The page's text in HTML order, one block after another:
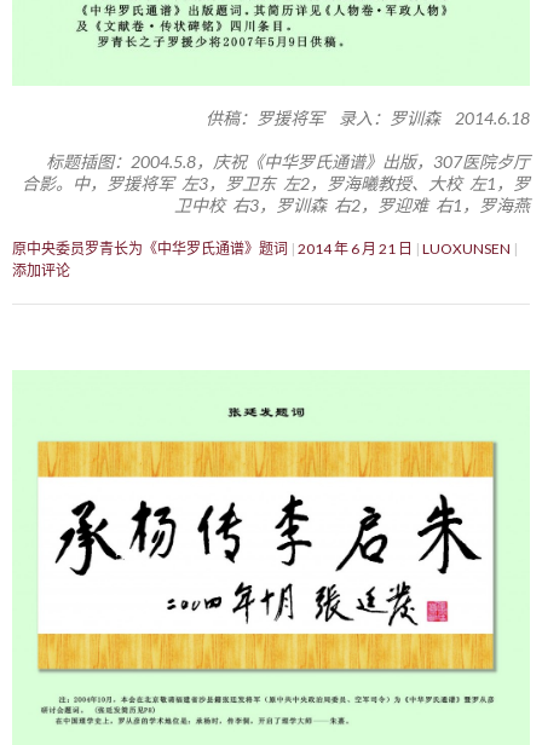
供稿：罗援将军 录入：罗训森 2014.6.18
标题插图：2004.5.8，庆祝《中华罗氏通谱》出版，307医院歺厅
合影。中，罗援将军 左3，罗卫东 左2，罗海曦教授、大校 左1，罗
卫中校 右3，罗训森 右2，罗迎难 右1，罗海燕
原中央委员罗青长为《中华罗氏通谱》题词 2014 年 6 月 21 日
LUOXUNSEN
添加评论